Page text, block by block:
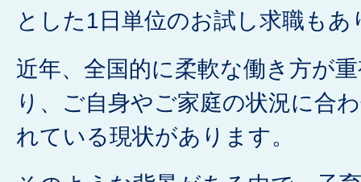
とした1日単位のお試し求職もあ
近年、全国的に柔軟な働き方が
り、ご自身やご家庭の状況に合
れている現状があります。